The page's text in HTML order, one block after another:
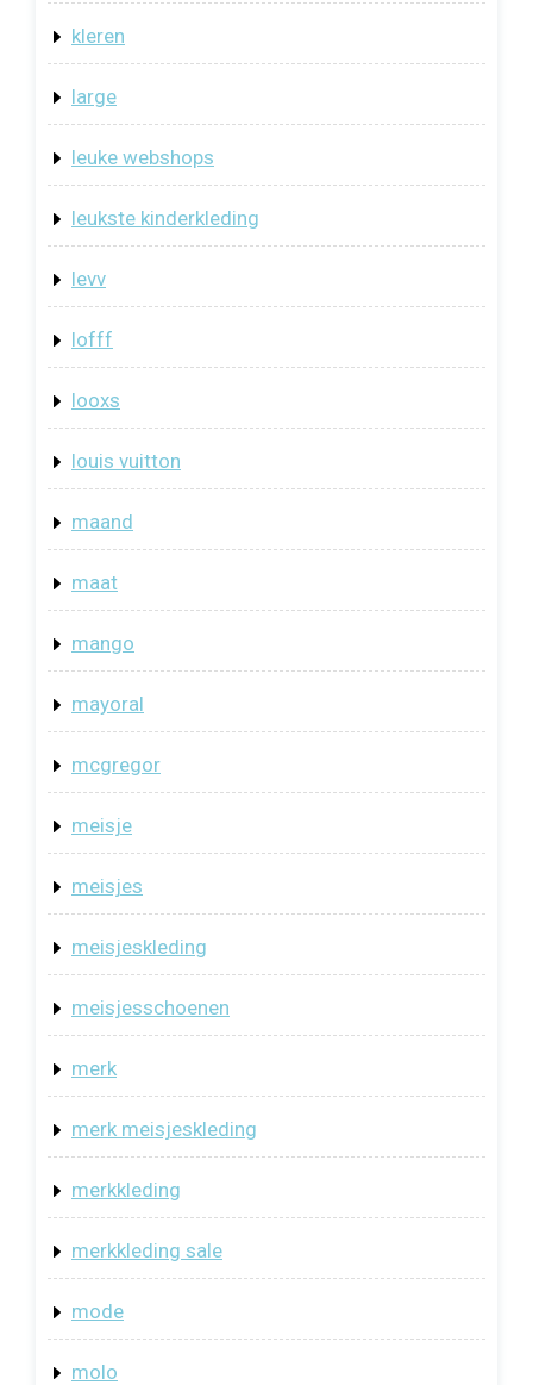
kleren
large
leuke webshops
leukste kinderkleding
levv
lofff
looxs
louis vuitton
maand
maat
mango
mayoral
mcgregor
meisje
meisjes
meisjeskleding
meisjesschoenen
merk
merk meisjeskleding
merkkleding
merkkleding sale
mode
molo